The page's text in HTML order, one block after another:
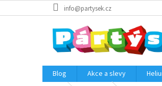
na
info@partysek.cz
Blog Akce a slevy